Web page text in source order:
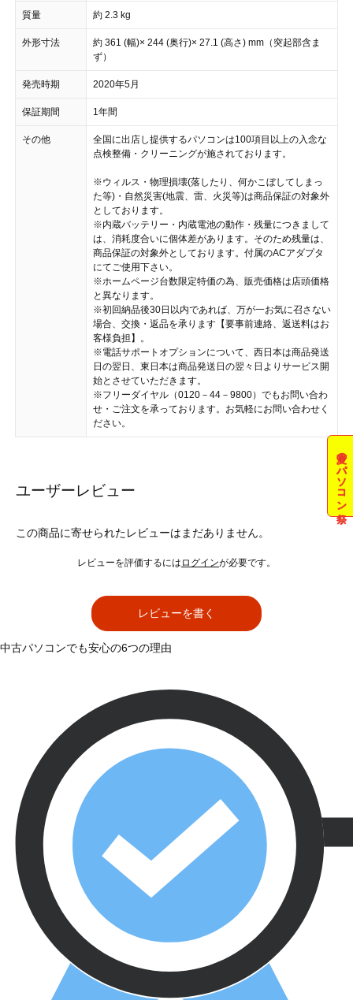
質量 約 2.3 kg
外形寸法
約 361 (幅)× 244 (奥行)× 27.1 (高さ) mm（突起部含ま
ず）
発売時期 2020年5月
保証期間 1年間
その他
全国に出店し提供するパソコンは100項目以上の入念な
点検整備・クリーニングが施されております。
※ウィルス・物理損壊(落したり、何かこぼしてしまっ
た等)・自然災害(地震、雷、火災等)は商品保証の対象外
としております。
※内蔵バッテリー・内蔵電池の動作・残量につきまして
は、消耗度合いに個体差があります。そのため残量は、
商品保証の対象外としております。付属のACアダプタ
にてご使用下さい。
※ホームページ台数限定特価の為、販売価格は店頭価格
と異なります。
※初回納品後30日以内であれば、万が一お気に召さない
場合、交換・返品を承ります【要事前連絡、返送料はお
客様負担】。
※電話サポートオプションについて、西日本は商品発送
日の翌日、東日本は商品発送日の翌々日よりサービス開
始とさせていただきます。
※フリーダイヤル（0120－44－9800）でもお問い合わ
せ・ご注文を承っております。お気軽にお問い合わせく
ださい。
ユーザーレビュー
この商品に寄せられたレビューはまだありません。
レビューを評価するには ログインが必要です。
レビューを書く
夏のパソコン祭
中古パソコンでも安心の6つの理由